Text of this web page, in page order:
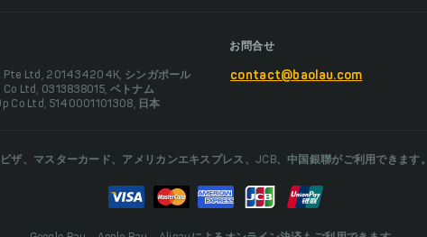
Pte Ltd, 201434204K, シンガポール
Co Ltd, 0313838015, ベトナム
Co Ltd, 5140001101308, 日本
お問合せ
contact@baolau.com
ビザ、マスターカード、アメリカンエキスプレス、JCB、中国銀聯がご利用できます。